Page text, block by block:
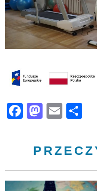
Facebook
Email